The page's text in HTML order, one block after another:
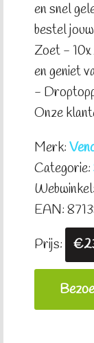
en snel
bestel
Zoet - 10x
en geniet
-
Onze
Merk:
Categorie:
EAN:
Prijs: